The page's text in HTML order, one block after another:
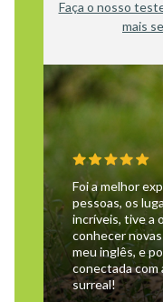
Foi a melhor
pessoas, os
incríveis, tive a
conhecer
meu inglês, e
conectada com
surreal!
Faça o nosso
mais